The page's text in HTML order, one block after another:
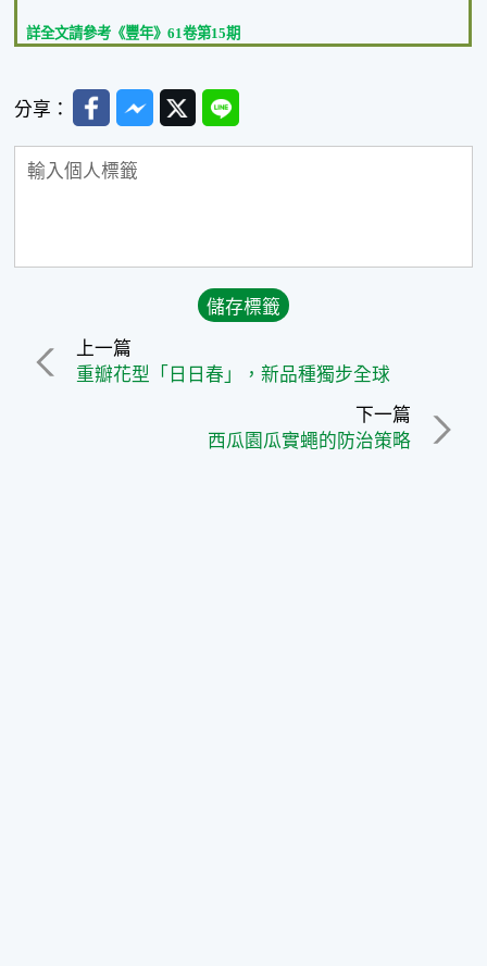
詳全文請參考《豐年》 61卷第15期
分享： FacebookMessenger
TwitterLine
上一篇
重瓣花型「日日春」，新品種獨步全球
下一篇
西瓜園瓜實蠅的防治策略